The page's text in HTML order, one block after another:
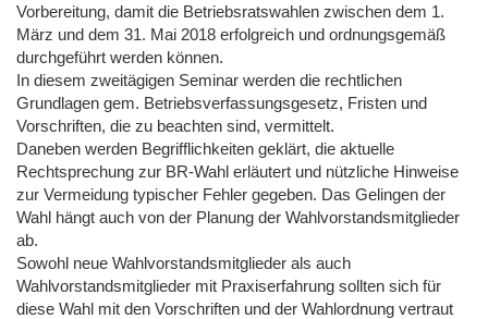
Vorbereitung, damit die Betriebsratswahlen zwischen dem 1.
März und dem 31. Mai 2018 erfolgreich und ordnungsgemäß
durchgeführt werden können.
In diesem zweitägigen Seminar werden die rechtlichen
Grundlagen gem. Betriebsverfassungsgesetz, Fristen und
Vorschriften, die zu beachten sind, vermittelt.
Daneben werden Begrifflichkeiten geklärt, die aktuelle
Rechtsprechung zur BR-Wahl erläutert und nützliche Hinweise
zur Vermeidung typischer Fehler gegeben. Das Gelingen der
Wahl hängt auch von der Planung der Wahlvorstandsmitglieder
ab.
Sowohl neue Wahlvorstandsmitglieder als auch
Wahlvorstandsmitglieder mit Praxiserfahrung sollten sich für
diese Wahl mit den Vorschriften und der Wahlordnung vertraut